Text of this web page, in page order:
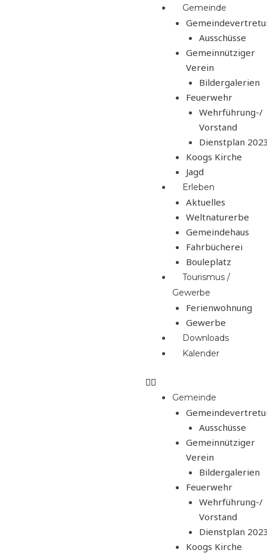
Gemeinde
Ausschüsse
Gemeinnütziger
Verein
Bildergalerien
Feuerwehr
Wehrführung-/
Vorstand
Dienstplan
Koogs Kirche
Jagd
Erleben
Aktuelles
Weltnaturerbe
Gemeindehaus
Fahrbücherei
Bouleplatz
Tourismus /
Gewerbe
Ferienwohnung
Gewerbe
Downloads
Kalender
Menü
Gemeinde
Ausschüsse
Gemeinnütziger
Verein
Bildergalerien
Feuerwehr
Wehrführung-/
Vorstand
Dienstplan
Koogs Kirche